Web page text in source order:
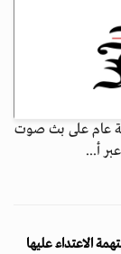
عام على بث صوت
أ...
الاعتداء عليها